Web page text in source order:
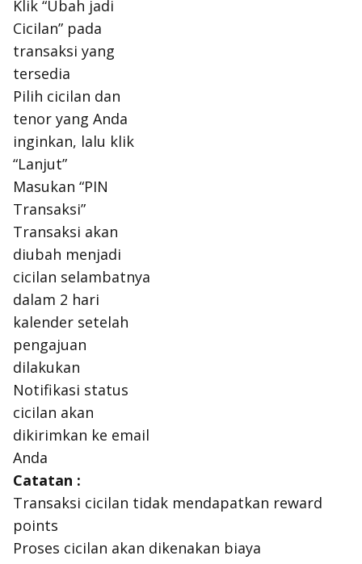
Klik “Ubah jadi
Cicilan” pada
transaksi yang
tersedia
Pilih cicilan dan
tenor yang Anda
inginkan, lalu klik
“Lanjut”
Masukan “PIN
Transaksi”
Transaksi akan
diubah menjadi
cicilan selambatnya
dalam 2 hari
kalender setelah
pengajuan
dilakukan
Notifikasi status
cicilan akan
dikirimkan ke email
Anda
Catatan :
Transaksi cicilan tidak mendapatkan reward
points
Proses cicilan akan dikenakan biaya